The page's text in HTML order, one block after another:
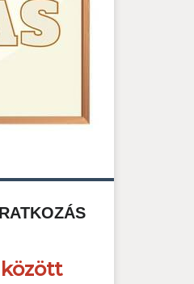
között